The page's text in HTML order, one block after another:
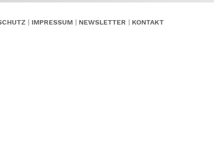
IMPRESSUM NEWSLETTER KONTAKT